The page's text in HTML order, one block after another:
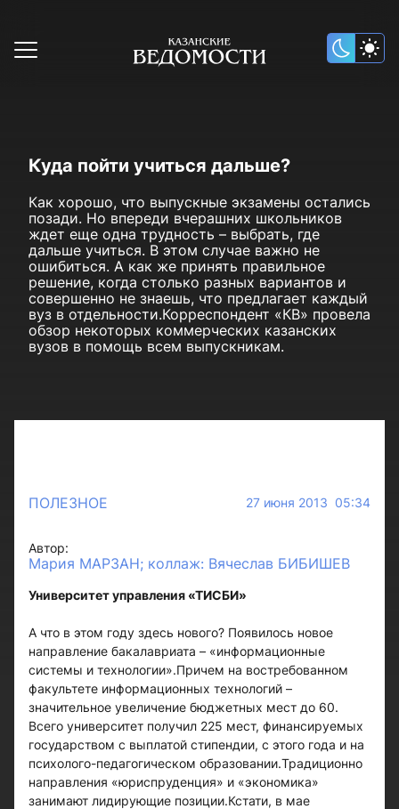
Куда пойти учиться дальше?
Как хорошо, что выпускные экзамены остались
позади. Но впереди вчерашних школьников
ждет еще одна трудность – выбрать, где
дальше учиться. В этом случае важно не
ошибиться. А как же принять правильное
решение, когда столько разных вариантов и
совершенно не знаешь, что предлагает каждый
вуз в отдельности.Корреспондент «КВ» провела
обзор некоторых коммерческих казанских
вузов в помощь всем выпускникам.
ПОЛЕЗНОЕ 27 июня 2013 05:34
Автор:
Мария МАРЗАН; коллаж: Вячеслав БИБИШЕВ
Университет управления «ТИСБИ»
А что в этом году здесь нового? Появилось новое
направление бакалавриата – «информационные
системы и технологии».Причем на востребованном
факультете информационных технологий –
значительное увеличение бюджетных мест до 60.
Всего университет получил 225 мест, финансируемых
государством с выплатой стипендии, с этого года и на
психолого-педагогическом образовании.Традиционно
направления «юриспруденция» и «экономика»
занимают лидирующие позиции.Кстати, в мае